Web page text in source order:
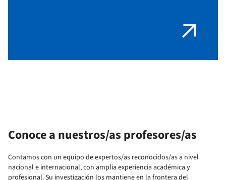
arrow_outward
Conoce a nuestros/as profesores/as
Contamos con un equipo de expertos/as reconocidos/as a nivel
nacional e internacional, con amplia experiencia académica y
profesional. Su investigación los mantiene en la frontera del